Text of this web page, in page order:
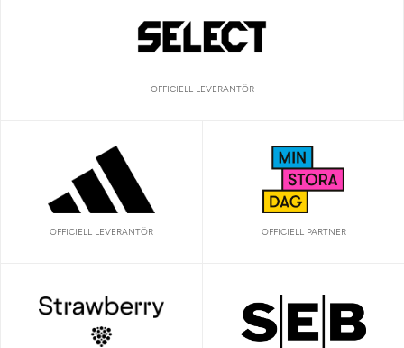
OFFICIELL LEVERANTÖR
OFFICIELL LEVERANTÖR OFFICIELL PARTNER